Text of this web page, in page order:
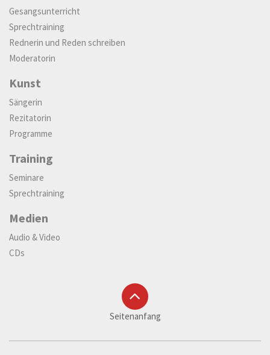
Gesangsunterricht
Sprechtraining
Rednerin und Reden schreiben
Moderatorin
Kunst
Sängerin
Rezitatorin
Programme
Training
Seminare
Sprechtraining
Medien
Audio & Video
CDs
Seitenanfang